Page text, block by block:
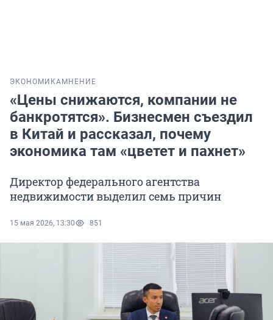
ЭКОНОМИКА МНЕНИЕ
«Цены снижаются, компании не
банкротятся». Бизнесмен съездил
в Китай и рассказал, почему
экономика там «цветет и пахнет»
Директор федерального агентства
недвижимости выделил семь причин
15 мая 2026, 13:30 851